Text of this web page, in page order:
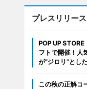
プレスリリース
POP UP
フトで開催！人
が“ジロリ”とし
この秋の正解コ